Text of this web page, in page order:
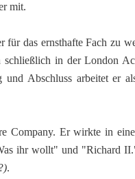
mit.
das ernsthafte Fach zu
in der London
Abschluss arbeitet er
Company. Er wirkte in
ihr wollt" und "Richard
).